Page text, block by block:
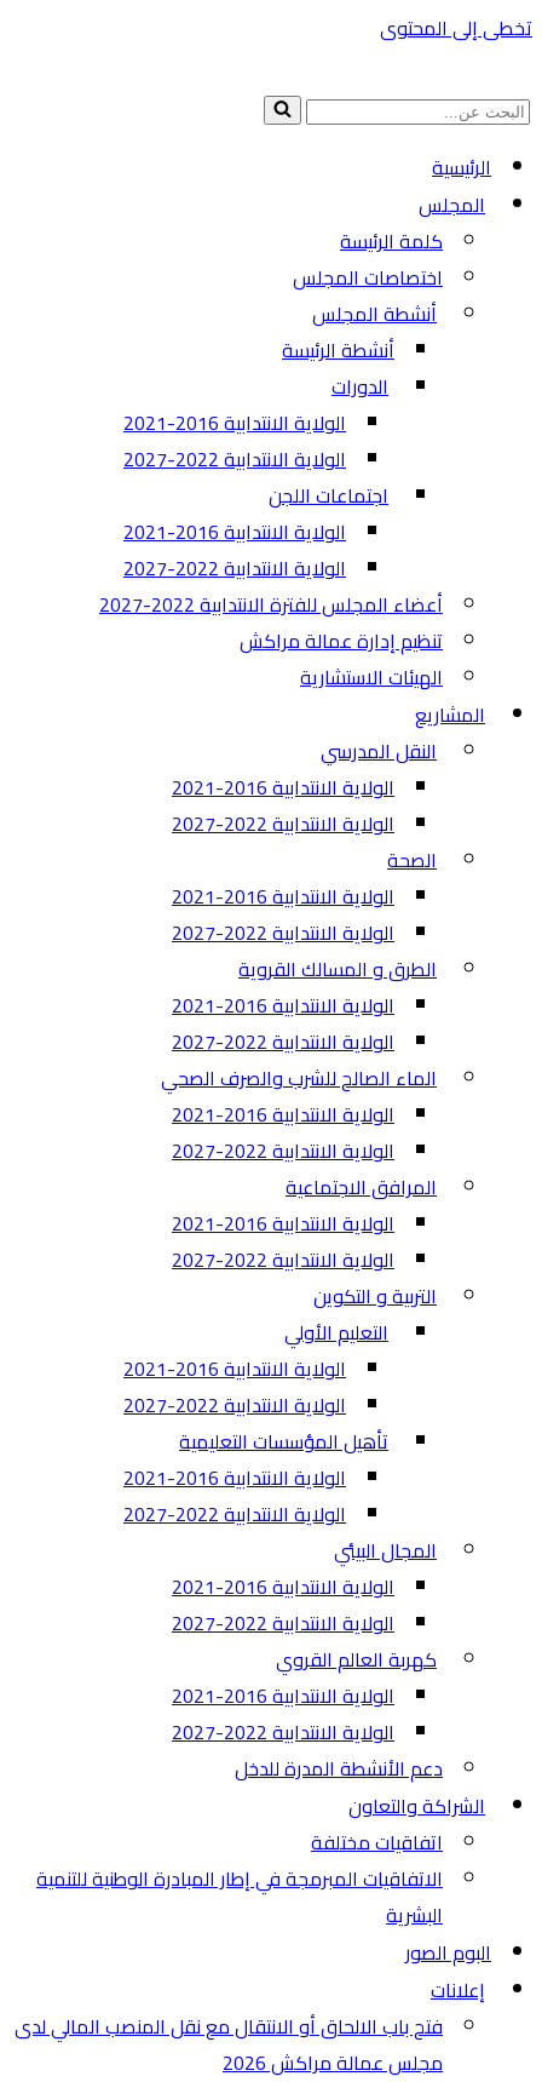
تخطى إلى المحتوى
البحث
الرئيسية
المجلس
كلمة الرئيسة
اختصاصات المجلس
أنشطة المجلس
أنشطة الرئيسة
الدورات
الولاية الانتدابية 2016-2021
الولاية الانتدابية 2022-2027
اجتماعات اللجن
الولاية الانتدابية 2016-2021
الولاية الانتدابية 2022-2027
أعضاء المجلس للفترة الانتدابية 2022-2027
تنظيم إدارة عمالة مراكش
الهيئات الاستشارية
المشاريع
النقل المدرسي
الولاية الانتدابية 2016-2021
الولاية الانتدابية 2022-2027
الصحة
الولاية الانتدابية 2016-2021
الولاية الانتدابية 2022-2027
الطرق و المسالك القروية
الولاية الانتدابية 2016-2021
الولاية الانتدابية 2022-2027
الماء الصالح للشرب والصرف الصحي
الولاية الانتدابية 2016-2021
الولاية الانتدابية 2022-2027
المرافق الاجتماعية
الولاية الانتدابية 2016-2021
الولاية الانتدابية 2022-2027
التربية و التكوين
التعليم الأولي
الولاية الانتدابية 2016-2021
الولاية الانتدابية 2022-2027
تأهيل المؤسسات التعليمية
الولاية الانتدابية 2016-2021
الولاية الانتدابية 2022-2027
المجال البيئي
الولاية الانتدابية 2016-2021
الولاية الانتدابية 2022-2027
كهربة العالم القروي
الولاية الانتدابية 2016-2021
الولاية الانتدابية 2022-2027
دعم الأنشطة المدرة للدخل
الشراكة والتعاون
اتفاقيات مختلفة​
الاتفاقيات المبرمجة في إطار المبادرة الوطنية للتنمية
البشرية
البوم الصور
إعلانات
فتح باب الالحاق أو الانتقال مع نقل المنصب المالي لدى
مجلس عمالة مراكش 2026